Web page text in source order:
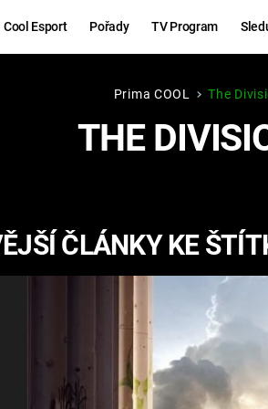
Cool Esport Pořady TV Program
Hry
KINGDOM
COME:
DELIVERANCE
ESPORT
Prima COOL The
THE
ČLÁNKY KE